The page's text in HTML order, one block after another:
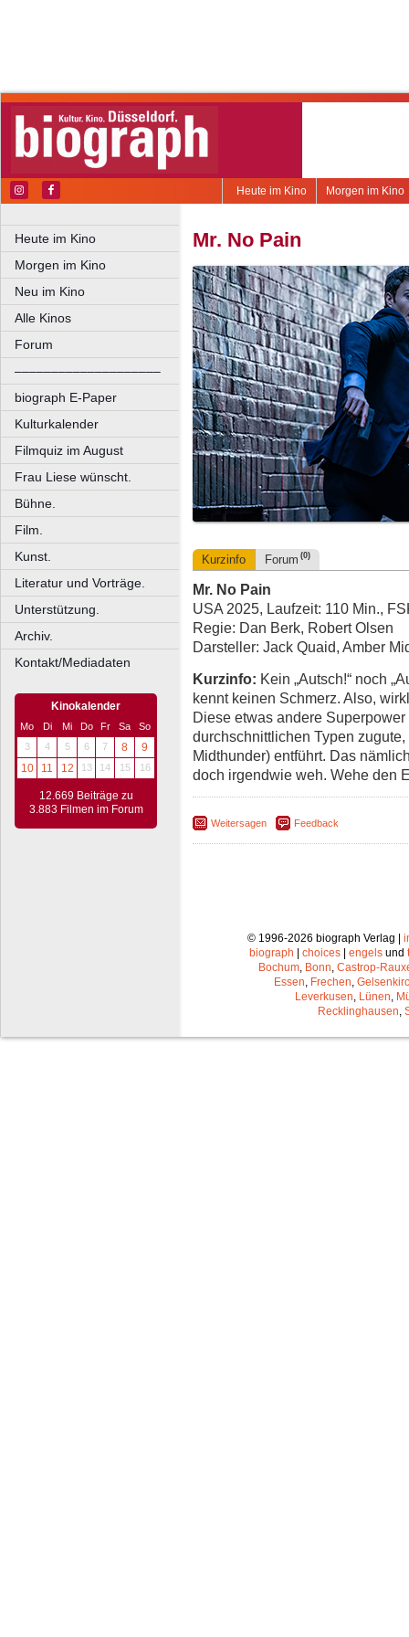
Morgen im Kino
Heute im Kino
Heute im Kino
Morgen im Kino
Neu im Kino
Alle Kinos
Forum
––––––––––––––––––––
biograph E-Paper
Kulturkalender
Filmquiz im August
Frau Liese wünscht.
Bühne.
Film.
Kunst.
Literatur und Vorträge.
Unterstützung.
Archiv.
Kontakt/Mediadaten
Kinokalender
Mo Di Mi Do Fr Sa
So
3
4 5 6 7 8
9
10
11 12 13 14 15 16
12.669 Beiträge zu
3.883 Filmen im Forum
Mr. No Pain
Kurzinfo Forum (0)
Mr. No Pain
USA 2025, Laufzeit: 110 Min.,
Regie: Dan Berk, Robert Olsen
Darsteller: Jack Quaid, Amber
Kurzinfo: Kein „Autsch!“ noch
kennt keinen Schmerz. Also,
Diese etwas andere
durchschnittlichen Typen
Midthunder) entführt. Das
doch irgendwie weh. Wehe den
Weitersagen Feedback
© 1996-2026 biograph Verlag |
biograph
choices engels und
Bochum, Bonn, Castrop-
Essen, Frechen,
Leverkusen, Lünen,
Recklinghausen,